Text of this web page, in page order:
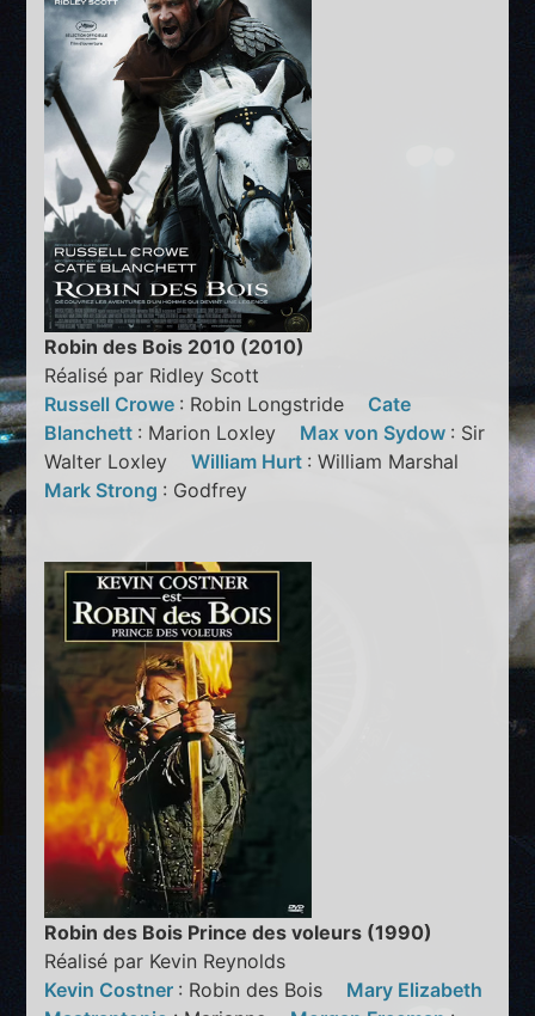
Robin des Bois 2010 (2010)
Réalisé par Ridley Scott
Russell Crowe : Robin Longstride Cate
Blanchett : Marion Loxley Max von Sydow : Sir
Walter LoxleyWilliam Hurt : William Marshal
Mark Strong : Godfrey
Robin des Bois Prince des voleurs (1990)
Réalisé par Kevin Reynolds
Kevin Costner : Robin des Bois Mary Elizabeth